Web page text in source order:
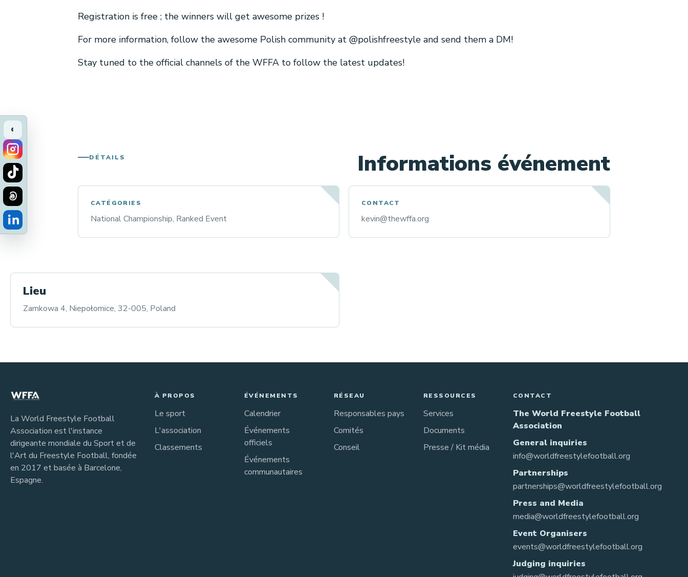
‹
Registration is free ; the winners will get awesome prizes !
For more information, follow the awesome Polish community at @polishfreestyle and send them a DM!
Stay tuned to the official channels of the WFFA to follow the latest updates!
DÉTAILS Informations événement
CATÉGORIES
National Championship, Ranked Event
CONTACT
kevin@thewffa.org
Lieu
Zamkowa 4, Niepołomice, 32-005, Poland
La World Freestyle Football
Association est l'instance
dirigeante mondiale du Sport et de
l'Art du Freestyle Football, fondée
en 2017 et basée à Barcelone,
Espagne.
À PROPOS
Le sport
L'association
Classements
ÉVÉNEMENTS
Calendrier
Événements
officiels
Événements
communautaires
RÉSEAU
Responsables pays
Comités
Conseil
RESSOURCES
Services
Documents
Presse / Kit média
CONTACT
The World Freestyle Football
Association
General inquiries
info@worldfreestylefootball.org
Partnerships
partnerships@worldfreestylefootball.org
Press and Media
media@worldfreestylefootball.org
Event Organisers
events@worldfreestylefootball.org
Judging inquiries